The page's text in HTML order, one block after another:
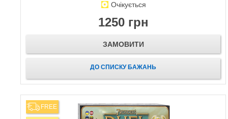
Очікується
1250 грн
ЗАМОВИТИ
ДО СПИСКУ БАЖАНЬ
FREE